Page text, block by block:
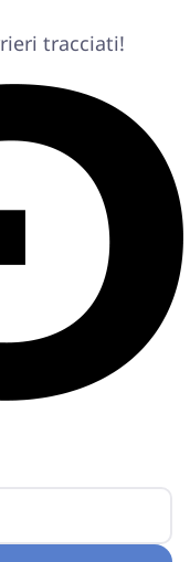
tracciati!